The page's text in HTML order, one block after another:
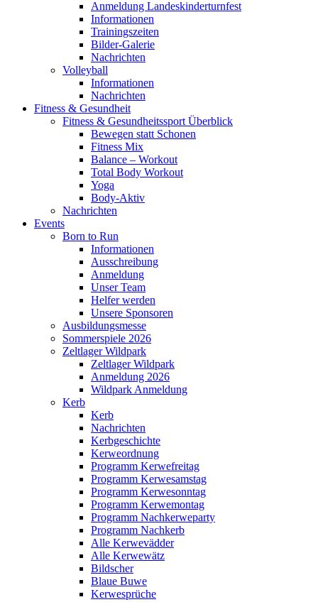
Anmeldung Landeskinderturnfest
Informationen
Trainingszeiten
Bilder-Galerie
Nachrichten
Volleyball
Informationen
Nachrichten
Fitness & Gesundheit
Fitness & Gesundheitssport Überblick
Bewegen statt Schonen
Fitness Mix
Balance – Workout
Total Body Workout
Yoga
Body-Aktiv
Nachrichten
Events
Born to Run
Informationen
Ausschreibung
Anmeldung
Unser Team
Helfer werden
Unsere Sponsoren
Ausbildungsmesse
Sommerspiele 2026
Zeltlager Wildpark
Zeltlager Wildpark
Anmeldung 2026
Wildpark Anmeldung
Kerb
Kerb
Nachrichten
Kerbgeschichte
Kerweordnung
Programm Kerwefreitag
Programm Kerwesamstag
Programm Kerwesonntag
Programm Kerwemontag
Programm Nachkerweparty
Programm Nachkerb
Alle Kerwevädder
Alle Kerwewätz
Bildscher
Blaue Buwe
Kerwesprüche